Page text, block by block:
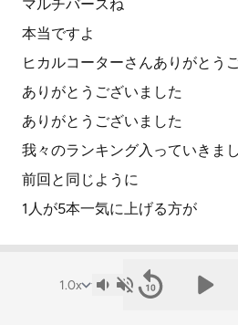
マルチバースね
本当ですよ
ヒカルコーターさんありがとう
ありがとうございました
ありがとうございました
我々のランキング入っていきま
前回と同じように
1人が5本一気に上げる方が